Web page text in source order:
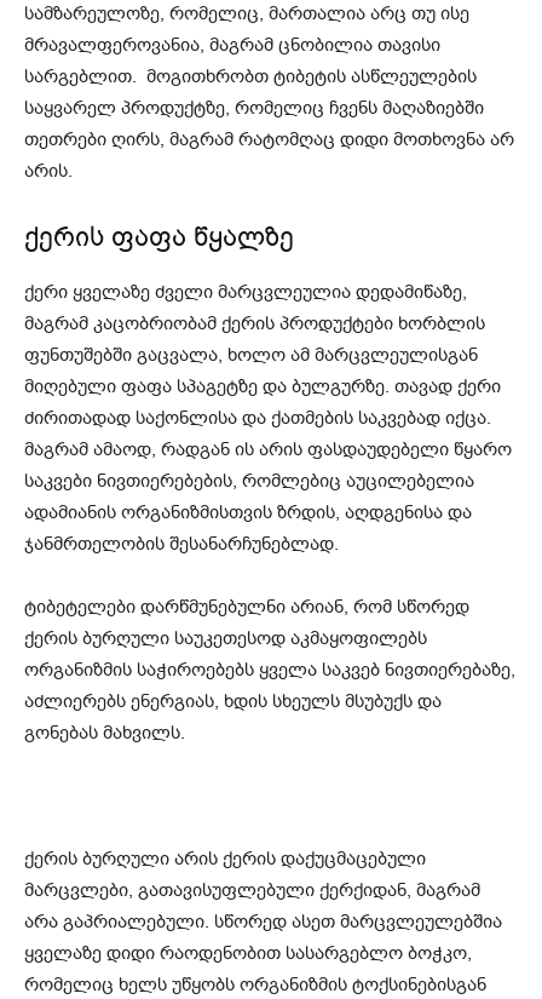
სამზარეულოზე, რომელიც, მართალია არც თუ ისე
მრავალფეროვანია, მაგრამ ცნობილია თავისი
სარგებლით. მოგითხრობთ ტიბეტის ასწლეულების
საყვარელ პროდუქტზე, რომელიც ჩვენს მაღაზიებში
თეთრები ღირს, მაგრამ რატომღაც დიდი მოთხოვნა არ
არის.
ქერის ფაფა წყალზე
ქერი ყველაზე ძველი მარცვლეულია დედამიწაზე,
მაგრამ კაცობრიობამ ქერის პროდუქტები ხორბლის
ფუნთუშებში გაცვალა, ხოლო ამ მარცვლეულისგან
მიღებული ფაფა სპაგეტზე და ბულგურზე. თავად ქერი
ძირითადად საქონლისა და ქათმების საკვებად იქცა.
მაგრამ ამაოდ, რადგან ის არის ფასდაუდებელი წყარო
საკვები ნივთიერებების, რომლებიც აუცილებელია
ადამიანის ორგანიზმისთვის ზრდის, აღდგენისა და
ჯანმრთელობის შესანარჩუნებლად.
ტიბეტელები დარწმუნებულნი არიან, რომ სწორედ
ქერის ბურღული საუკეთესოდ აკმაყოფილებს
ორგანიზმის საჭიროებებს ყველა საკვებ ნივთიერებაზე,
აძლიერებს ენერგიას, ხდის სხეულს მსუბუქს და
გონებას მახვილს.
ქერის ბურღული არის ქერის დაქუცმაცებული
მარცვლები, გათავისუფლებული ქერქიდან, მაგრამ
არა გაპრიალებული. სწორედ ასეთ მარცვლეულებშია
ყველაზე დიდი რაოდენობით სასარგებლო ბოჭკო,
რომელიც ხელს უწყობს ორგანიზმის ტოქსინებისგან